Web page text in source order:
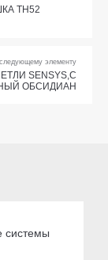
TH52
элементу
SENSYS,С
ОБСИДИАН